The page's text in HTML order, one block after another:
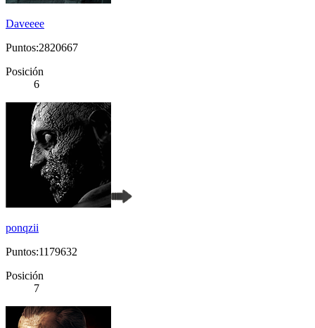
Daveeee
Puntos:2820667
Posición
6
ponqzii
Puntos:1179632
Posición
7